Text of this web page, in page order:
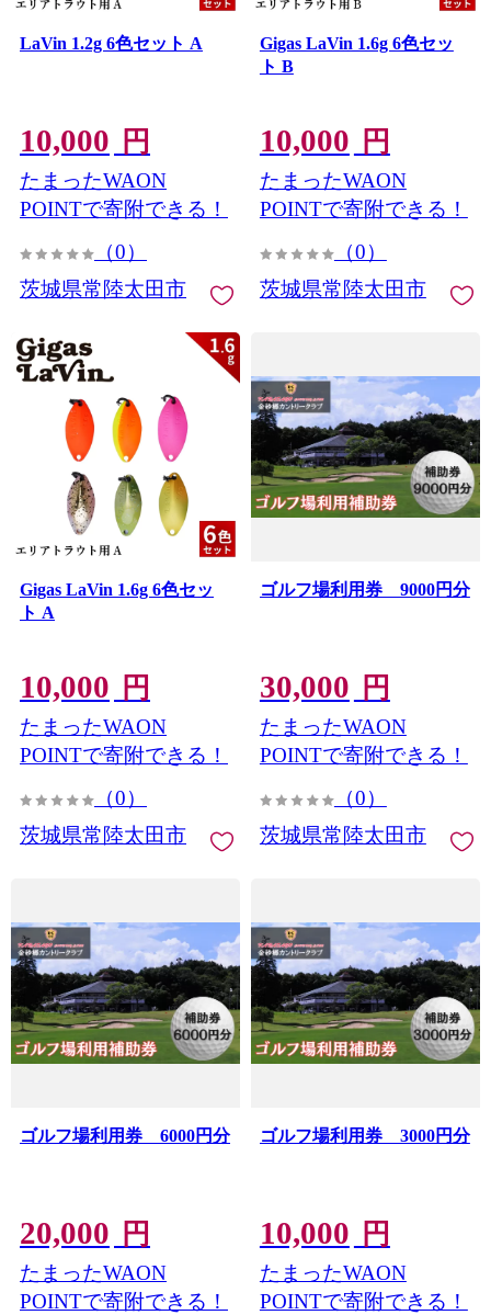
LaVin 1.2g 6色セット A
10,000 円
たまったWAON
POINTで寄附できる！
（0）
茨城県常陸太田市
Gigas LaVin 1.6g 6色セッ
ト B
10,000 円
たまったWAON
POINTで寄附できる！
（0）
茨城県常陸太田市
Gigas LaVin 1.6g 6色セッ
ト A
10,000 円
たまったWAON
POINTで寄附できる！
（0）
茨城県常陸太田市
ゴルフ場利用券 9000円分
30,000 円
たまったWAON
POINTで寄附できる！
（0）
茨城県常陸太田市
ゴルフ場利用券 6000円分
20,000 円
たまったWAON
POINTで寄附できる！
ゴルフ場利用券 3000円分
10,000 円
たまったWAON
POINTで寄附できる！